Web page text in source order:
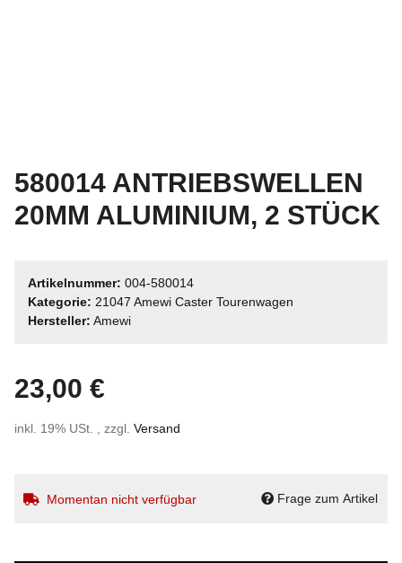
580014 ANTRIEBSWELLEN
20MM ALUMINIUM, 2 STÜCK
Artikelnummer: 004-580014
Kategorie: 21047 Amewi Caster Tourenwagen
Hersteller: Amewi
23,00 €
inkl. 19% USt. , zzgl. Versand
Momentan nicht verfügbar Frage zum Artikel